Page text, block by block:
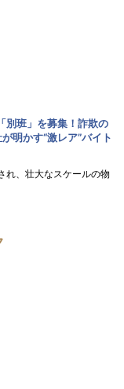
別班」を募集！詐欺の
明かす“激レア”バイト
、壮大なスケールの物